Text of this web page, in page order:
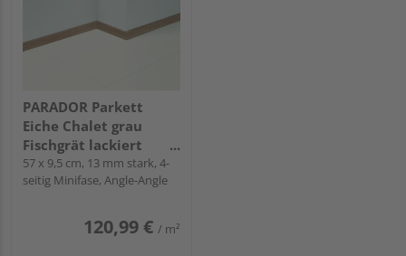
PARADOR Parkett
Eiche Chalet grau
Fischgrät lackiert
extramatt Living Plus -
Trendtime 3
57 x 9,5 cm, 13 mm stark, 4-
seitig Minifase, Angle-Angle
120,99 € / m²